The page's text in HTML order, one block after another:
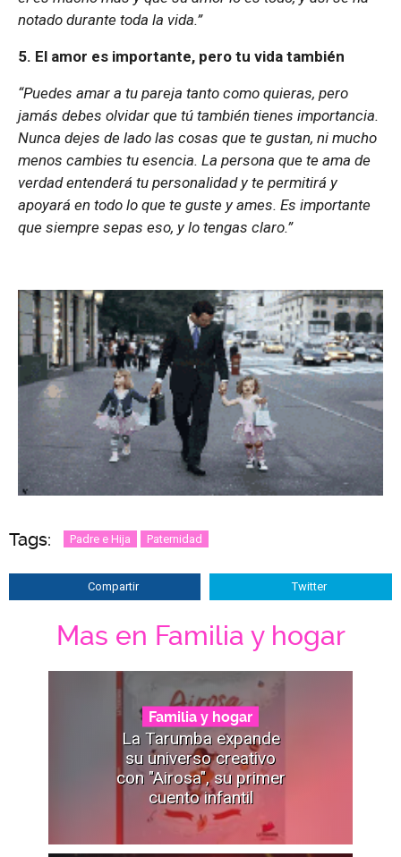
notado durante toda la vida.”
5. El amor es importante, pero tu vida también
“Puedes amar a tu pareja tanto como quieras, pero
jamás debes olvidar que tú también tienes importancia.
Nunca dejes de lado las cosas que te gustan, ni mucho
menos cambies tu esencia. La persona que te ama de
verdad entenderá tu personalidad y te permitirá y
apoyará en todo lo que te guste y ames. Es importante
que siempre sepas eso, y lo tengas claro.”
Tags: Padre e Hija Paternidad
Compartir Twitter
Mas en Familia y hogar
Familia y hogar
La Tarumba expande
su universo creativo
con "Airosa", su primer
cuento infantil